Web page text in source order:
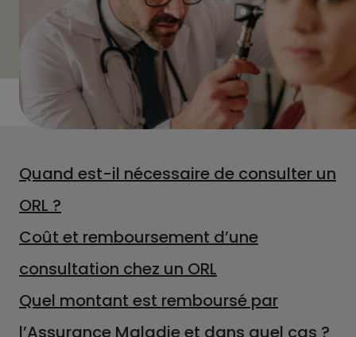
Quand est-il nécessaire de consulter un
ORL ?
Coût et remboursement d’une
consultation chez un ORL
Quel montant est remboursé par